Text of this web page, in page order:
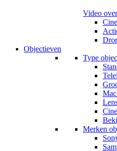
Video
Objectieven
Type
Merken